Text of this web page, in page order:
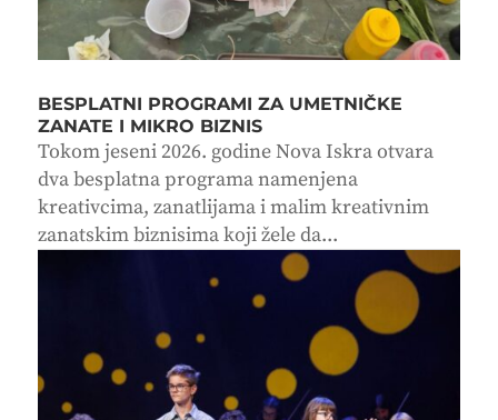
BESPLATNI PROGRAMI ZA UMETNIČKE
ZANATE I MIKRO BIZNIS
Tokom jeseni 2026. godine Nova Iskra otvara
dva besplatna programa namenjena
kreativcima, zanatlijama i malim kreativnim
zanatskim biznisima koji žele da...